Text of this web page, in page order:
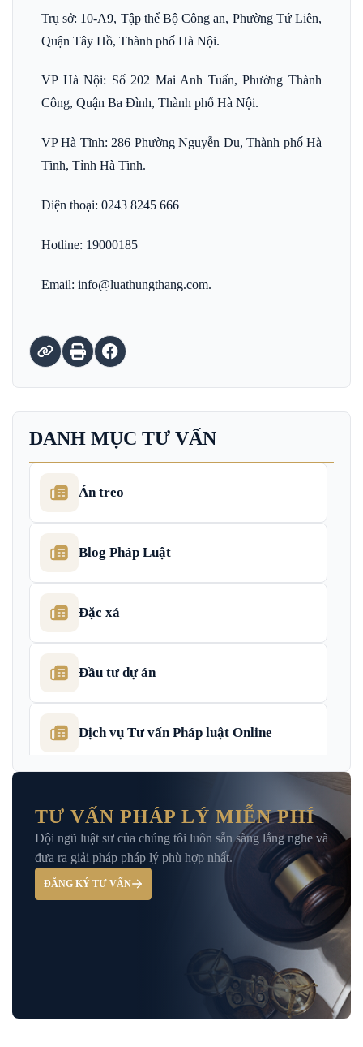
DANH MỤC TƯ VẤN
Án treo
Blog Pháp Luật
Đặc xá
Đầu tư dự án
Dịch vụ Tư vấn Pháp luật Online
Giải Đáp – Tư Vấn Pháp Luật Hình Sự
Hỏi đáp và tư vấn pháp luật
Luật Bảo Hiểm Xã Hội
TƯ VẤN PHÁP LÝ MIỄN PHÍ
Đội ngũ luật sư của chúng tôi luôn sẵn sàng lắng nghe và
đưa ra giải pháp pháp lý phù hợp nhất.
ĐĂNG KÝ TƯ VẤN
Trụ sở: 10-A9, Tập thể Bộ Công an, Phường Tứ Liên,
Quận Tây Hồ, Thành phố Hà Nội.
VP Hà Nội: Số 202 Mai Anh Tuấn, Phường Thành
Công, Quận Ba Đình, Thành phố Hà Nội.
VP Hà Tĩnh: 286 Phường Nguyễn Du, Thành phố Hà
Tĩnh, Tỉnh Hà Tĩnh.
Điện thoại: 0243 8245 666
Hotline: 19000185
Email: info@luathungthang.com.